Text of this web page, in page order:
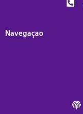
Navegaçao